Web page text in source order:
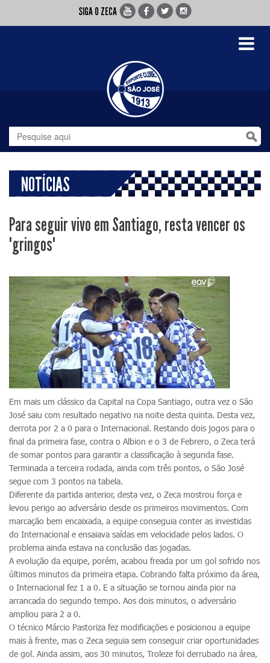
SIGA O ZECA
Toggle
NOTÍCIAS
Para seguir vivo em Santiago, resta vencer os
"gringos"
Em mais um clássico da Capital na Copa Santiago, outra vez o São
José saiu com resultado negativo na noite desta quinta. Desta vez,
derrota por 2 a 0 para o Internacional. Restando dois jogos para o
final da primeira fase, contra o Albion e o 3 de Febrero, o Zeca terá
de somar pontos para garantir a classificação à segunda fase.
Terminada a terceira rodada, ainda com três pontos, o São José
segue com 3 pontos na tabela.
Diferente da partida anterior, desta vez, o Zeca mostrou força e
levou perigo ao adversário desde os primeiros movimentos. Com
marcação bem encaixada, a equipe conseguia conter as investidas
do Internacional e ensaiava saídas em velocidade pelos lados. O
problema ainda estava na conclusão das jogadas.
A evolução da equipe, porém, acabou freada por um gol sofrido nos
últimos minutos da primeira etapa. Cobrando falta próximo da área,
o Internacional fez 1 a 0. E a situação se tornou ainda pior na
arrancada do segundo tempo. Aos dois minutos, o adversário
ampliou para 2 a 0.
O técnico Márcio Pastoriza fez modificações e posicionou a equipe
mais à frente, mas o Zeca seguia sem conseguir criar oportunidades
de gol. Ainda assim, aos 30 minutos, Troleze foi derrubado na área,